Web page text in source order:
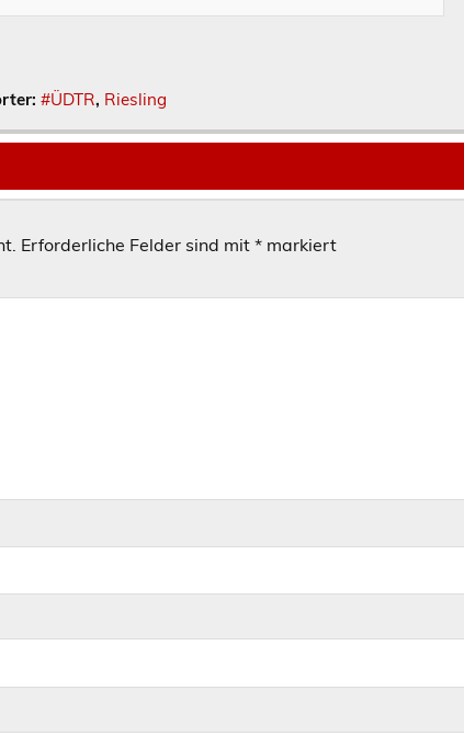
#ÜDTR, Riesling
Erforderliche Felder sind mit* markiert